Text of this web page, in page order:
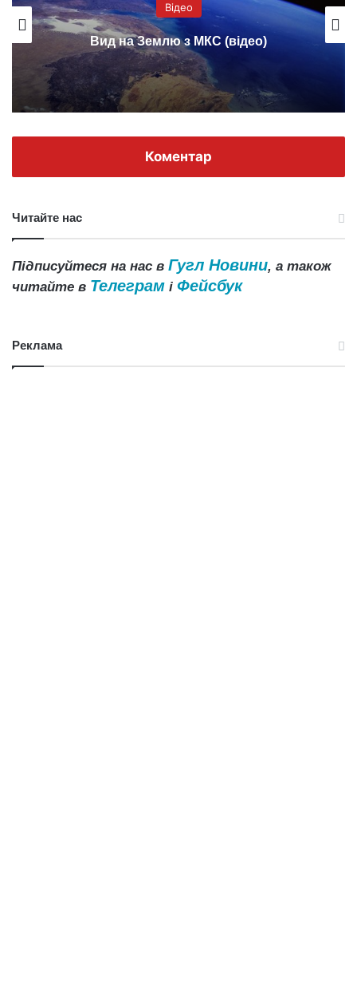
Відео
Вид на Землю з МКС (відео)
Коментар
Читайте нас
Підписуйтеся на нас в Гугл Новини, а також
читайте в Телеграм і Фейсбук
Реклама